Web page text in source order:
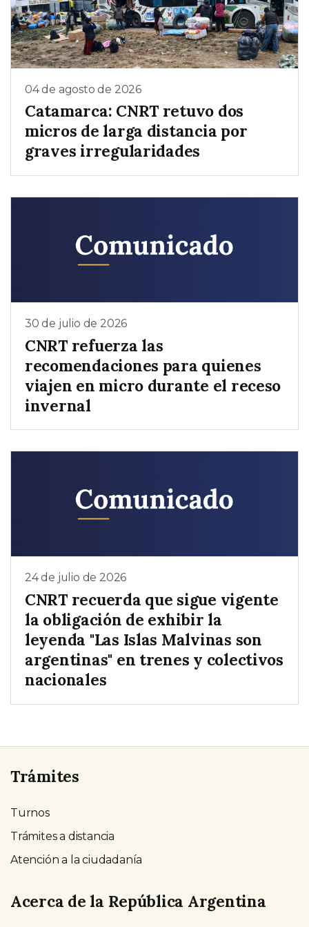
04 de agosto de 2026
Catamarca: CNRT retuvo dos
micros de larga distancia por
graves irregularidades
30 de julio de 2026
CNRT refuerza las
recomendaciones para quienes
viajen en micro durante el receso
invernal
24 de julio de 2026
CNRT recuerda que sigue vigente
la obligación de exhibir la
leyenda "Las Islas Malvinas son
argentinas" en trenes y colectivos
nacionales
Trámites
Turnos
Trámites a distancia
Atención a la ciudadanía
Acerca de la República Argentina